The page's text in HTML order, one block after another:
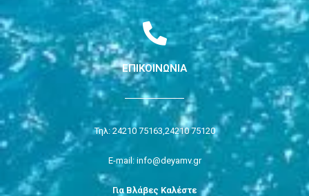
ΕΠΙΚΟΙΝΩΝΙΑ
Τηλ: 24210 75163, 24210 75120
E-mail: info@deyamv.gr
Για Βλάβες Καλέστε